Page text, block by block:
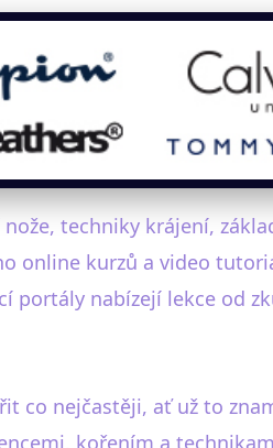
techniky krájení,
online kurzů a video
portály nabízejí lekce od
co nejčastěji, ať už to
kořením a